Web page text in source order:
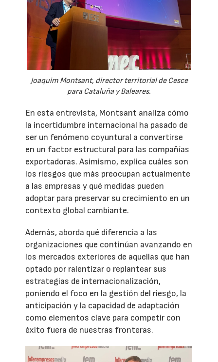
Joaquim Montsant, director territorial de Cesce
para Cataluña y Baleares.
En esta entrevista, Montsant analiza cómo
la incertidumbre internacional ha pasado de
ser un fenómeno coyuntural a convertirse
en un factor estructural para las compañías
exportadoras. Asimismo, explica cuáles son
los riesgos que más preocupan actualmente
a las empresas y qué medidas pueden
adoptar para preservar su crecimiento en un
contexto global cambiante.
Además, aborda qué diferencia a las
organizaciones que continúan avanzando en
los mercados exteriores de aquellas que han
optado por ralentizar o replantear sus
estrategias de internacionalización,
poniendo el foco en la gestión del riesgo, la
anticipación y la capacidad de adaptación
como elementos clave para competir con
éxito fuera de nuestras fronteras.